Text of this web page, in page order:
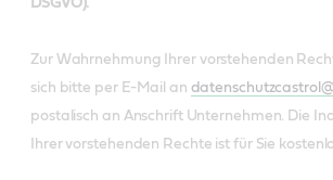
DSGVO).
Zur Wahrnehmung Ihrer vorstehenden
sich bitte per E-Mail an
postalisch an Anschrift Unternehmen. Die
Ihrer vorstehenden Rechte ist für Sie